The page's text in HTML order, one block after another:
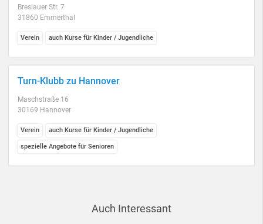
Breslauer Str. 7
31860 Emmerthal
Verein auch Kurse für Kinder / Jugendliche
Turn-Klubb zu Hannover
Maschstraße 16
30169 Hannover
Verein auch Kurse für Kinder / Jugendliche
spezielle Angebote für Senioren
Auch Interessant